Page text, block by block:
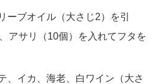
ーブオイル（大さじ2）を引
アサリ（10個）を入れてフタを
、イカ、海老、白ワイン（大さ